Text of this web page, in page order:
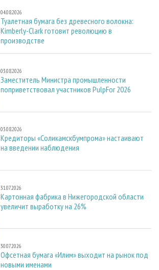
04.08.2026
Туалетная бумага без древесного волокна:
Kimberly-Clark готовит революцию в
производстве
03.08.2026
Заместитель Министра промышленности
поприветствовал участников PulpFor 2026
03.08.2026
Кредиторы «Соликамскбумпрома» настаивают
на введении наблюдения
31.07.2026
Картонная фабрика в Нижегородской области
увеличит выработку на 26%
30.07.2026
Офсетная бумага «Илим» выходит на рынок под
новыми именами